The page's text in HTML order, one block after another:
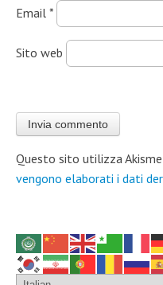
Email *
Sito web
Questo sito utilizza
vengono elaborati i dati